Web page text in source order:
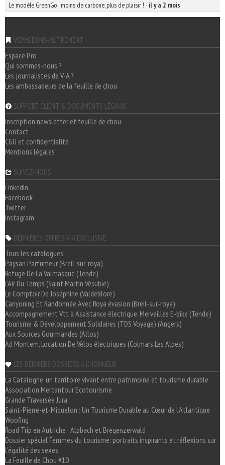
Le modèle GreenGo : moins de carbone, plus de plaisir ! -il y a 2 mois
VOYAGEONS-AUTREMENT
Espace Pro
Qui sommes-nous ?
Les journalistes de V-A ?
Les ambassadeurs de la feuille de chou
SUPPORT CLIENT & DOCUMENTS LÉGAUX
Inscription newsletter et feuille de chou
Contact
CGU et confidentialité
Mentions légales
SUIVEZ-NOUS
LinkedIn
Facebook
Twitter
Instagram
DERNIÈRES OFFRES V-A EXCLUSIVE
Tous les catalogues
Paysan Parfumeur (Breil-sur-roya)
Refuge De La Valmasque (Tende)
L'Air Du Temps (Saint Martin Vésubie)
Le Comptoir De Joséphine (Valdeblore)
Canyoning Et Randonnée Avec Roya évasion (Breil-sur-roya)
Accompagnement Vtt à Assistance électrique, Merveilles E-bike (Tende)
Tourisme & Développement Solidaires (TDS Voyage) (Angers)
Aux Sources Gourmandes (Allos)
Ad Montem, Location De Vélos électriques (Colmars Les Alpes)
LES DERNIERS DOSSIERS A L'HONNEUR
La Catalogne, un territoire vivant entre patrimoine et tourisme durable
Association Mercantour Ecotourisme
Grande Traversée Jura
Saint-Pierre-et-Miquelon : Un Tourisme Durable au Cœur de l'Atlantique
Woofing
Road Trip en Autriche : Alpbach et Bregenzerwald
Dossier spécial Femmes du tourisme: portraits inspirants et réflexions sur
l'égalité des sexes
La Feuille de Chou #10